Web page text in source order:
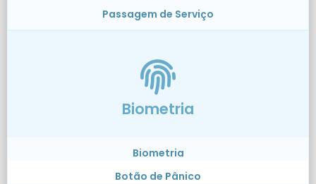
Passagem de Serviço
Biometria
Biometria
Botão de Pânico